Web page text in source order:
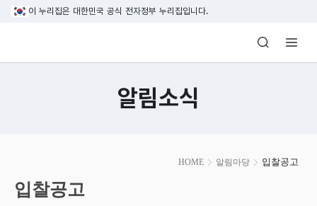
본문 바로가기
이 누리집은 대한민국 공식 전자정부 누리집입니다.
방송미디어통신위원회 Korea Media
알림소식
HOME 알림마당 입찰공고
시
작
입찰공고